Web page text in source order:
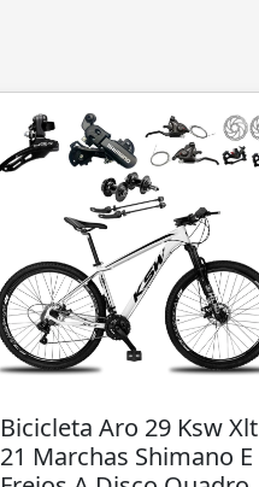
Bicicleta Aro 29 Ksw Xlt
21 Marchas Shimano E